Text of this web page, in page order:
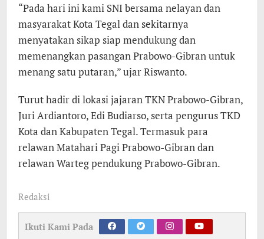
“Pada hari ini kami SNI bersama nelayan dan
masyarakat Kota Tegal dan sekitarnya
menyatakan sikap siap mendukung dan
memenangkan pasangan Prabowo-Gibran untuk
menang satu putaran,” ujar Riswanto.
Turut hadir di lokasi jajaran TKN Prabowo-Gibran,
Juri Ardiantoro, Edi Budiarso, serta pengurus TKD
Kota dan Kabupaten Tegal. Termasuk para
relawan Matahari Pagi Prabowo-Gibran dan
relawan Warteg pendukung Prabowo-Gibran.
Redaksi
Ikuti Kami Pada